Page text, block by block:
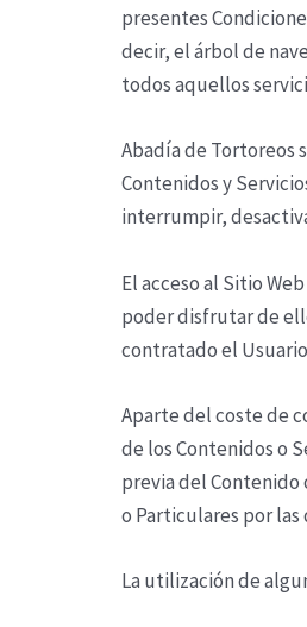
presentes
decir, el árbol de
todos aquellos
Abadía de Tortoreos
Contenidos y
interrumpir,
El acceso al Sitio
poder disfrutar de
contratado el
Aparte del coste de
de los Contenidos o
previa del Contenido
o Particulares por las
La utilización de